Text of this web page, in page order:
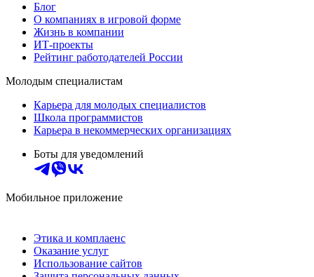
Блог
О компаниях в игровой форме
Жизнь в компании
ИТ-проекты
Рейтинг работодателей России
Молодым специалистам
Карьера для молодых специалистов
Школа программистов
Карьера в некоммерческих организациях
Боты для уведомлений
Мобильное приложение
Этика и комплаенс
Оказание услуг
Использование сайтов